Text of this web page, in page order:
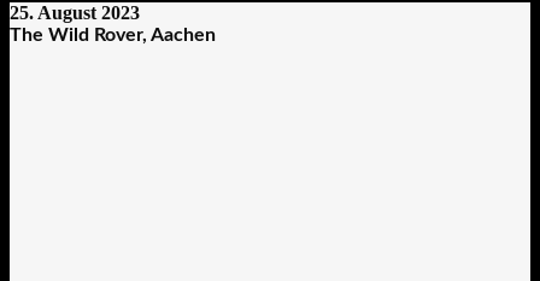
25. August 2023
The Wild Rover, Aachen